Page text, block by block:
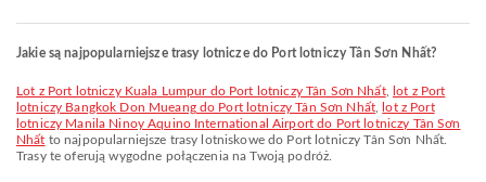
Jakie są najpopularniejsze trasy lotnicze do Port lotniczy Tân Sơn Nhất?
lot z Port lotniczy Kuala Lumpur do Port lotniczy Tân Sơn Nhất,
lot z Port
lotniczy Bangkok Don Mueang do Port lotniczy Tân Sơn Nhất,
lot z Port
lotniczy Manila Ninoy Aquino International Airport do Port lotniczy Tân Sơn
Nhất to najpopularniejsze trasy lotniskowe do Port lotniczy Tân Sơn Nhất.
Trasy te oferują wygodne połączenia na Twoją podróż.